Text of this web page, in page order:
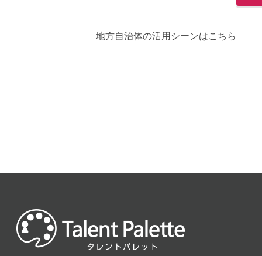
地方自治体の活用シーンはこちら